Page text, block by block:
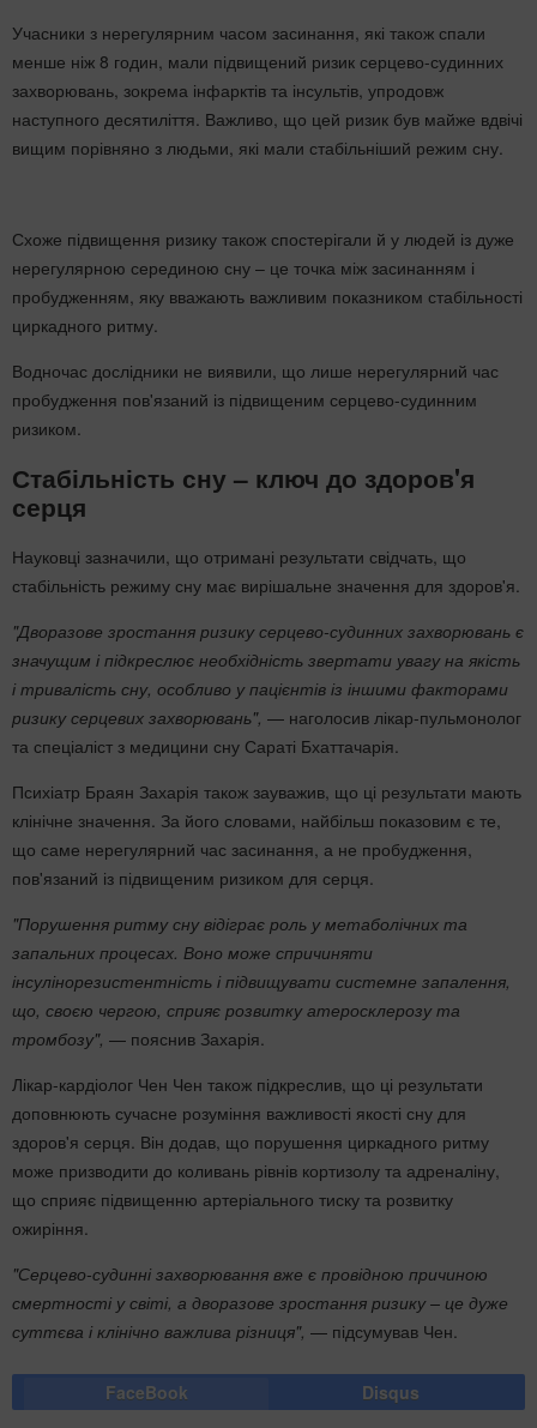
Учасники з нерегулярним часом засинання, які також спали
менше ніж 8 годин, мали підвищений ризик серцево-судинних
захворювань, зокрема інфарктів та інсультів, упродовж
наступного десятиліття. Важливо, що цей ризик був майже вдвічі
вищим порівняно з людьми, які мали стабільніший режим сну.
Схоже підвищення ризику також спостерігали й у людей із дуже
нерегулярною серединою сну – це точка між засинанням і
пробудженням, яку вважають важливим показником стабільності
циркадного ритму.
Водночас дослідники не виявили, що лише нерегулярний час
пробудження пов'язаний із підвищеним серцево-судинним
ризиком.
Стабільність сну – ключ до здоров'я
серця
Науковці зазначили, що отримані результати свідчать, що
стабільність режиму сну має вирішальне значення для здоров'я.
"Дворазове зростання ризику серцево-судинних захворювань є
значущим і підкреслює необхідність звертати увагу на якість
і тривалість сну, особливо у пацієнтів із іншими факторами
ризику серцевих захворювань", — наголосив лікар-пульмонолог
та спеціаліст з медицини сну Сараті Бхаттачарія.
Психіатр Браян Захарія також зауважив, що ці результати мають
клінічне значення. За його словами, найбільш показовим є те,
що саме нерегулярний час засинання, а не пробудження,
пов'язаний із підвищеним ризиком для серця.
"Порушення ритму сну відіграє роль у метаболічних та
запальних процесах. Воно може спричиняти
інсулінорезистентність і підвищувати системне запалення,
що, своєю чергою, сприяє розвитку атеросклерозу та
тромбозу", — пояснив Захарія.
Лікар-кардіолог Чен Чен також підкреслив, що ці результати
доповнюють сучасне розуміння важливості якості сну для
здоров'я серця. Він додав, що порушення циркадного ритму
може призводити до коливань рівнів кортизолу та адреналіну,
що сприяє підвищенню артеріального тиску та розвитку
ожиріння.
"Серцево-судинні захворювання вже є провідною причиною
смертності у світі, а дворазове зростання ризику – це дуже
суттєва і клінічно важлива різниця", — підсумував Чен.
FaceBook Disqus